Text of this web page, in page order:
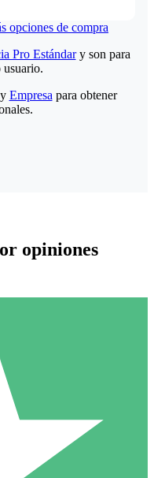
opciones de compra
Individuales
Sin compromiso
Pro Estándary son para
usuario.
Empresa para obtener
opiniones